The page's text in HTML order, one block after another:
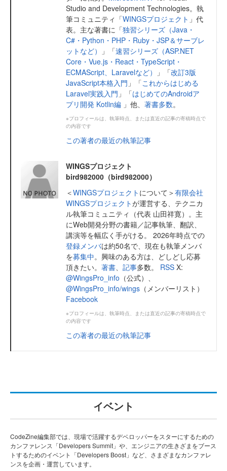
Studio and Development Technologies。執
筆コミュニティ「WINGSプロジェクト 」代
表。主な著書に「独習シリーズ（Java・
C#・Python・PHP・Ruby・JSP＆サーブレ
ットなど）
」「速習シリーズ（ASP.NET
Core・Vue.js・React・TypeScript・
ECMAScript、Laravelなど）
」「改訂3版
JavaScript本格入門 」「これからはじめる
Laravel実践入門 」「はじめてのAndroidア
プリ開発 Kotlin編 」他、 著書多数。
※プロフィールは、執筆時点、または直近の記事の寄稿時点で
の内容です
この著者の最近の執筆記事
WINGSプロジェクト
bird982000（bird982000）
＜WINGSプロジェクト について＞有限会社
WINGSプロジェクトが運営する、テクニカ
ル執筆コミュニティ（代表 山田祥寛）。主
にWeb開発分野の書籍／記事執筆、翻訳、
講演等を幅広く手がける。 2026年時点での
登録メンバは約50名で、現在も執筆メンバ
を募集中。興味のある方は、どしどし応募
頂きたい。 著書、 記事多数。 RSS X:
@WingsPro_info （公式）、
@WingsPro_info/wings （メンバーリスト）
Facebook
※プロフィールは、執筆時点、または直近の記事の寄稿時点で
の内容です
この著者の最近の執筆記事
イベント
CodeZine編集部では、現場で活躍するデベロッパーをスターにするための
カンファレンス「Developers Summit」や、エンジニアの生きざまをブース
トするためのイベント「Developers Boost」など、さまざまなカンファレ
ンスを企画・運営しています。